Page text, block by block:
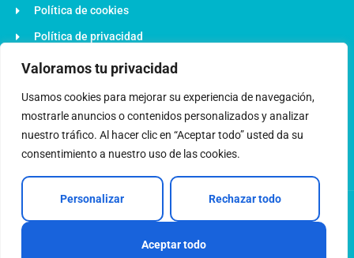
Valoramos tu privacidad
Usamos cookies para mejorar su experiencia de navegación,
mostrarle anuncios o contenidos personalizados y analizar
nuestro tráfico. Al hacer clic en “Aceptar todo” usted da su
consentimiento a nuestro uso de las cookies.
Personalizar Rechazar todo
Aceptar todo
Política de cookies
Política de privacidad
Política de accesibilidad
© 2022 Todos los derechos reservados - Desarrollado por
OptimizaClick